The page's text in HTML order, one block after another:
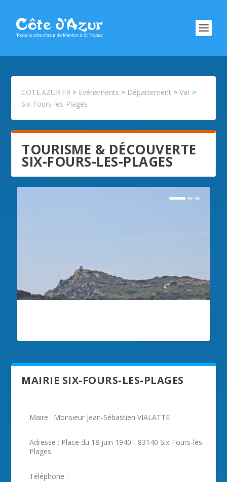
COTE.AZUR.FR > Evénements > Département >Var >
Six-Fours-les-Plages
TOURISME & DÉCOUVERTE
SIX-FOURS-LES-PLAGES
MAIRIE SIX-FOURS-LES-PLAGES
Maire : Monsieur Jean-Sébastien VIALATTE
Adresse : Place du 18 juin 1940 - 83140 Six-Fours-les-
Plages
Téléphone :